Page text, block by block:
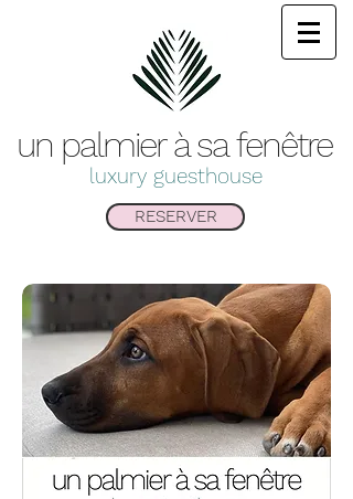
un palmier à safenêtre
luxury guesthouse
RESERVER